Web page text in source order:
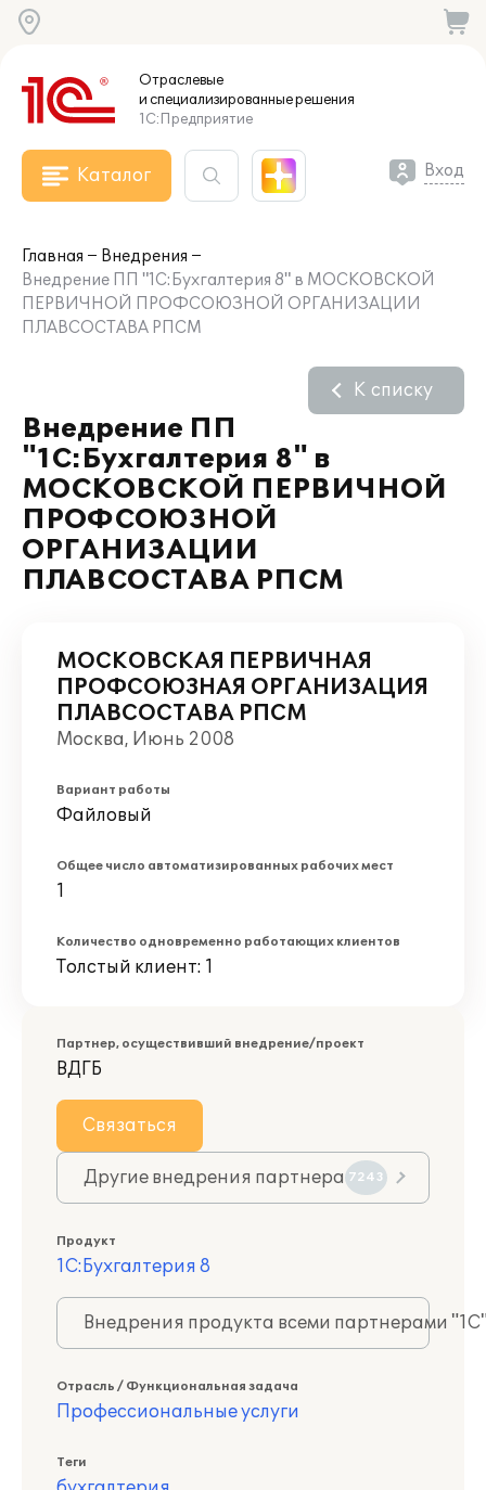
Отраслевые
и специализированныерешения
1С:Предприятие
Каталог Вход
Главная
Внедрения
Внедрение ПП "1С:Бухгалтерия 8" в МОСКОВСКОЙ
ПЕРВИЧНОЙ ПРОФСОЮЗНОЙ ОРГАНИЗАЦИИ
ПЛАВСОСТАВА РПСМ
Внедрение ПП
"1С:Бухгалтерия 8" в
МОСКОВСКОЙ ПЕРВИЧНОЙ
ПРОФСОЮЗНОЙ
ОРГАНИЗАЦИИ
ПЛАВСОСТАВА РПСМ
К списку
МОСКОВСКАЯ ПЕРВИЧНАЯ
ПРОФСОЮЗНАЯ ОРГАНИЗАЦИЯ
ПЛАВСОСТАВА РПСМ
Москва, Июнь 2008
Вариант работы
Файловый
Общее число автоматизированных рабочих мест
1
Количество одновременно работающих клиентов
Толстый клиент: 1
Партнер, осуществивший внедрение/проект
ВДГБ
Связаться
Другие внедрения партнера 7243
Продукт
1С:Бухгалтерия 8
Внедрения продукта всеми партнерами
Отрасль / Функциональная задача
Профессиональные услуги
Теги